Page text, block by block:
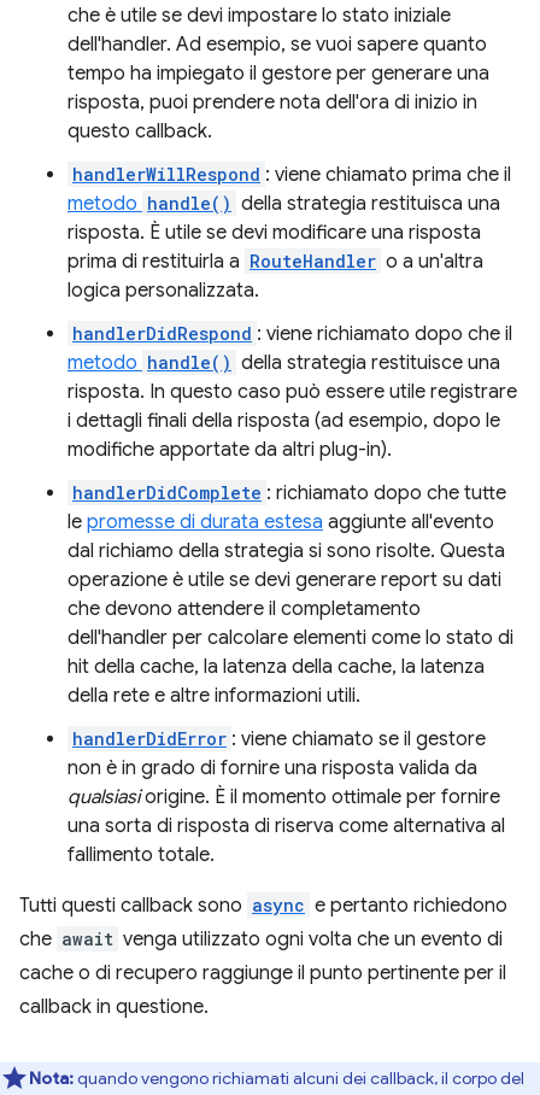
che è utile se devi impostare lo stato iniziale
dell'handler. Ad esempio, se vuoi sapere quanto
tempo ha impiegato il gestore per generare una
risposta, puoi prendere nota dell'ora di inizio in
questo callback.
handlerWillRespond : viene chiamato prima che il
metodo handle() della strategia restituisca una
risposta. È utile se devi modificare una risposta
prima di restituirla a RouteHandler o a un'altra
logica personalizzata.
handlerDidRespond : viene richiamato dopo che il
metodo handle() della strategia restituisce una
risposta. In questo caso può essere utile registrare
i dettagli finali della risposta (ad esempio, dopo le
modifiche apportate da altri plug-in).
handlerDidComplete : richiamato dopo che tutte
le promesse di durata estesa aggiunte all'evento
dal richiamo della strategia si sono risolte. Questa
operazione è utile se devi generare report su dati
che devono attendere il completamento
dell'handler per calcolare elementi come lo stato di
hit della cache, la latenza della cache, la latenza
della rete e altre informazioni utili.
handlerDidError : viene chiamato se il gestore
non è in grado di fornire una risposta valida da
qualsiasiorigine. È il momento ottimale per fornire
una sorta di risposta di riserva come alternativa al
fallimento totale.
Tutti questi callback sono async e pertanto richiedono
che await venga utilizzato ogni volta che un evento di
cache o di recupero raggiunge il punto pertinente per il
callback in questione.
Nota:quando vengono richiamati alcuni dei callback, il corpo del